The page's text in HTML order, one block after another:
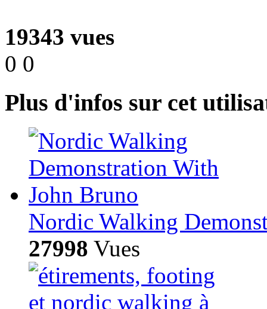
19343 vues
0 0
Plus d'infos sur cet
Nordic Walking
27998 Vues